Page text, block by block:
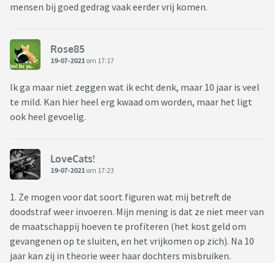
mensen bij goed gedrag vaak eerder vrij komen.
Rose85
19-07-2021 om 17:17
Ik ga maar niet zeggen wat ik echt denk, maar 10 jaar is veel
te mild. Kan hier heel erg kwaad om worden, maar het ligt
ook heel gevoelig.
LoveCats!
19-07-2021 om 17:23
1. Ze mogen voor dat soort figuren wat mij betreft de
doodstraf weer invoeren. Mijn mening is dat ze niet meer van
de maatschappij hoeven te profiteren (het kost geld om
gevangenen op te sluiten, en het vrijkomen op zich). Na 10
jaar kan zij in theorie weer haar dochters misbruiken.